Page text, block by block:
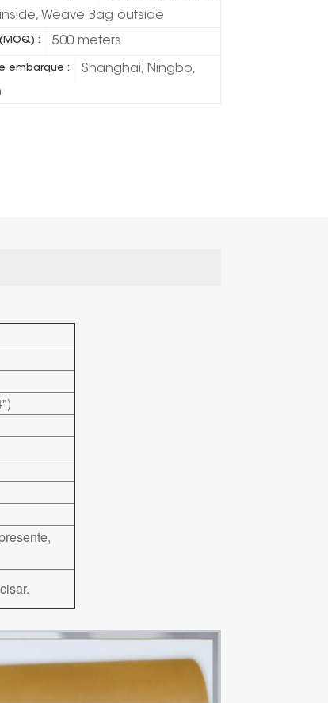
inside, Weave Bag outside
: 500 meters
embarque :
Shanghai, Ningbo,